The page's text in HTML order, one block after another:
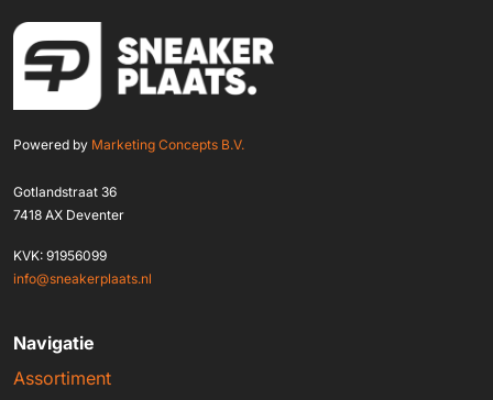
Powered by Marketing Concepts B.V.
Gotlandstraat 36
7418 AX Deventer
KVK: 91956099
info@sneakerplaats.nl
Navigatie
Assortiment